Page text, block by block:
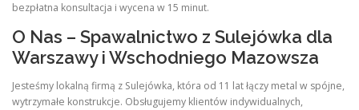
bezpłatna konsultacja i wycena w 15 minut.
O Nas – Spawalnictwo z Sulejówka dla
Warszawy i Wschodniego Mazowsza
Jesteśmy lokalną firmą z Sulejówka, która od 11 lat łączy metal w spójne,
wytrzymałe konstrukcje. Obsługujemy klientów indywidualnych,